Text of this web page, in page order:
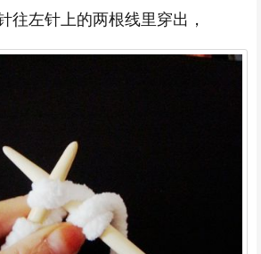
往左针上的两根线里穿出，